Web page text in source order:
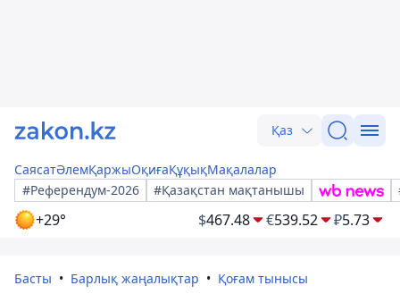
Қаз
СаясатӘлемҚаржыОқиғаҚұқықМақалалар
#Референдум-2026
#Қазақстан мақтанышы
+29° $467.48 €539.52 ₽5.73
Басты Барлық жаңалықтар Қоғам тынысы